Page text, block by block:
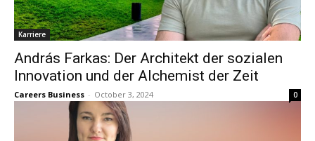
Karriere
András Farkas: Der Architekt der sozialen
Innovation und der Alchemist der Zeit
Careers Business - October 3, 2024 0